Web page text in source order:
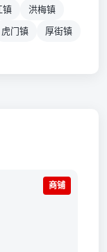
镇
洪梅镇
虎门镇
厚街镇
商铺